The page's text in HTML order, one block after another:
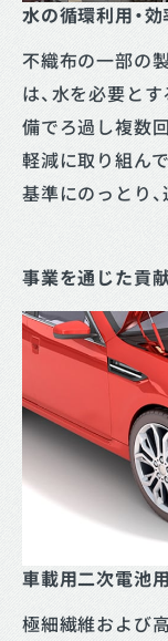
水の循環利用・
不織布の一部の
は、水を必要と
備でろ過し複数
軽減に取り組ん
基準にのっとり
事業を通じた貢
車載用二次電池
極細繊維および